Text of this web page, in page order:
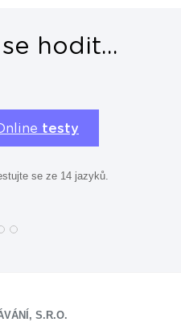
hodit...
testy
se ze 14 jazyků.
S.R.O.